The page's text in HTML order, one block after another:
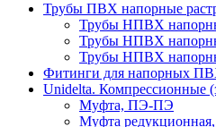
Трубы ПВХ напорные
Трубы НПВХ
Трубы НПВХ
Трубы НПВХ
Фитинги для напорных
Unidelta. Компрессионные
Муфта, ПЭ-ПЭ
Муфта